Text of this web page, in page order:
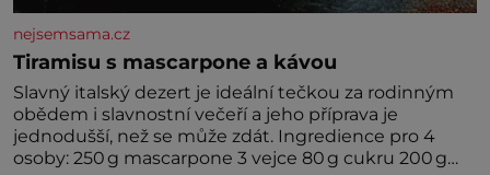
nejsemsama.cz
Tiramisu s mascarpone a kávou
Slavný italský dezert je ideální tečkou za rodinným
obědem i slavnostní večeří a jeho příprava je
jednodušší, než se může zdát. Ingredience pro 4
osoby: 250 g mascarpone 3 vejce 80 g cukru 200 g